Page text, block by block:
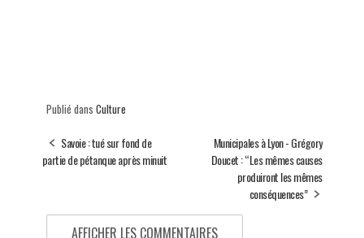
Publié dans Culture
Savoie : tué sur fond de
partie de pétanque après minuit
Municipales à Lyon - Grégory
Doucet : “Les mêmes causes
produiront les mêmes
conséquences”
AFFICHER LES COMMENTAIRES